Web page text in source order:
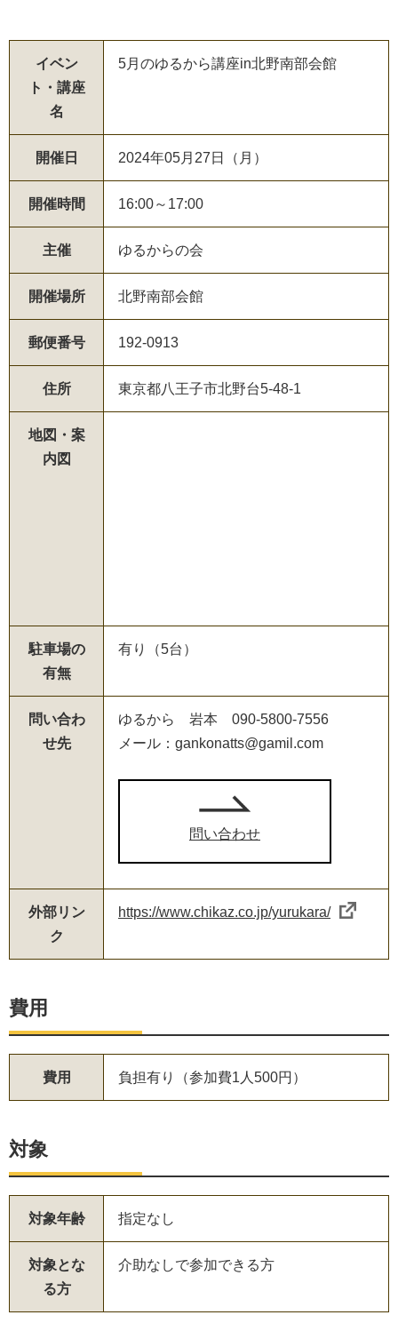
イベン
ト・講座
名
5月のゆるから講座in北野南部会館
開催日 2024年05月27日（月）
開催時間 16:00～17:00
主催 ゆるからの会
開催場所 北野南部会館
郵便番号 192-0913
住所 東京都八王子市北野台5-48-1
地図・案
内図
駐車場の
有無
有り（5台）
問い合わ
せ先
ゆるから 岩本 090-5800-7556
メール：gankonatts@gamil.com
問い合わせ
外部リン
ク
https://www.chikaz.co.jp/yurukara/
費用
費用 負担有り（参加費1人500円）
対象
対象年齢 指定なし
対象とな
る方
介助なしで参加できる方